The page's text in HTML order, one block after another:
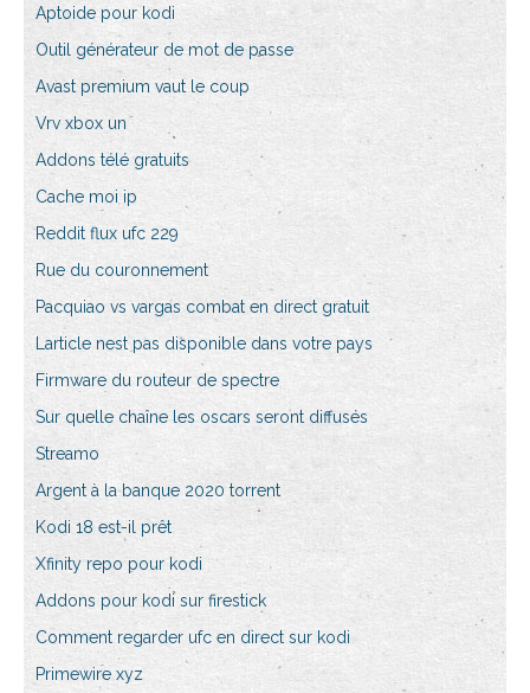
Aptoide pour kodi
Outil générateur de mot de passe
Avast premium vaut le coup
Vrv xbox un
Addons télé gratuits
Cache moi ip
Reddit flux ufc 229
Rue du couronnement
Pacquiao vs vargas combat en direct gratuit
Larticle nest pas disponible dans votre pays
Firmware du routeur de spectre
Sur quelle chaîne les oscars seront diffusés
Streamo
Argent à la banque 2020 torrent
Kodi 18 est-il prêt
Xfinity repo pour kodi
Addons pour kodi sur firestick
Comment regarder ufc en direct sur kodi
Primewire xyz